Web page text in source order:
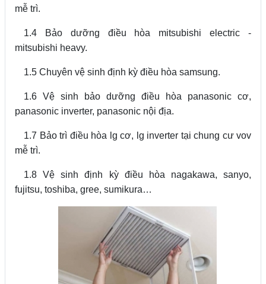
mễ trì.
1.4 Bảo dưỡng điều hòa mitsubishi electric -
mitsubishi heavy.
1.5 Chuyên vệ sinh định kỳ điều hòa samsung.
1.6 Vệ sinh bảo dưỡng điều hòa panasonic cơ,
panasonic inverter, panasonic nội địa.
1.7 Bảo trì điều hòa lg cơ, lg inverter tại chung cư vov
mễ trì.
1.8 Vệ sinh định kỳ điều hòa nagakawa, sanyo,
fujitsu, toshiba, gree, sumikura…